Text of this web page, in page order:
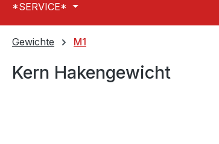
*SERVICE*
Gewichte M1
Kern Hakengewicht